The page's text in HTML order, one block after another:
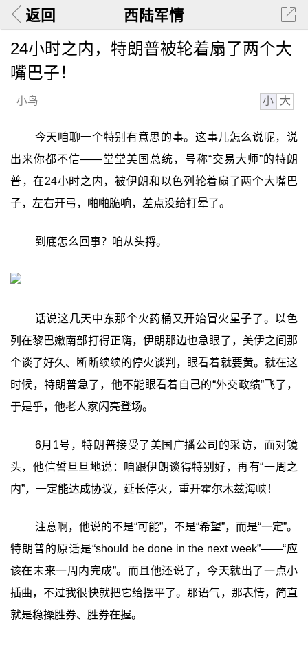
返回 西陆军情
24小时之内，特朗普被轮着扇了两个大
嘴巴子！
小鸟 小 大
今天咱聊一个特别有意思的事。这事儿怎么说呢，说
出来你都不信——堂堂美国总统，号称“交易大师”的特朗
普，在24小时之内，被伊朗和以色列轮着扇了两个大嘴巴
子，左右开弓，啪啪脆响，差点没给打晕了。
到底怎么回事？咱从头捋。
话说这几天中东那个火药桶又开始冒火星子了。以色
列在黎巴嫩南部打得正嗨，伊朗那边也急眼了，美伊之间那
个谈了好久、断断续续的停火谈判，眼看着就要黄。就在这
时候，特朗普急了，他不能眼看着自己的“外交政绩”飞了，
于是乎，他老人家闪亮登场。
6月1号，特朗普接受了美国广播公司的采访，面对镜
头，他信誓旦旦地说：咱跟伊朗谈得特别好，再有“一周之
内”，一定能达成协议，延长停火，重开霍尔木兹海峡！
注意啊，他说的不是“可能”，不是“希望”，而是“一定”。
特朗普的原话是“should be done in the next week”——“应
该在未来一周内完成”。而且他还说了，今天就出了一点小
插曲，不过我很快就把它给摆平了。那语气，那表情，简直
就是稳操胜券、胜券在握。